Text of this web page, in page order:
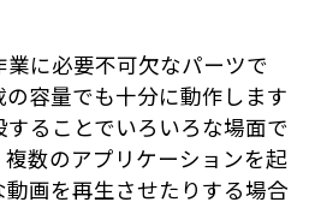
に必要不可欠なパーツで
容量でも十分に動作します
ることでいろいろな場面で
数のアプリケーションを起
画を再生させたりする場合